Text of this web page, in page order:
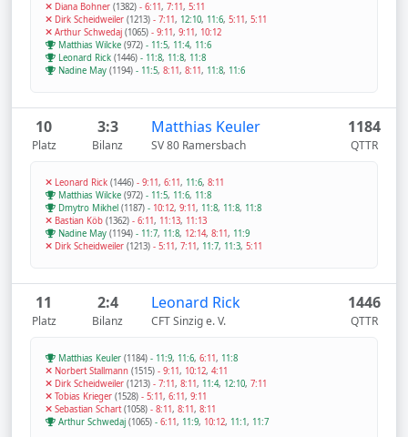
Diana Bohner (1382) - 6:11, 7:11, 5:11
Dirk Scheidweiler (1213) - 7:11, 12:10, 11:6, 5:11, 5:11
Arthur Schwedaj (1065) - 9:11, 9:11, 10:12
Matthias Wilcke (972) - 11:5, 11:4, 11:6
Leonard Rick (1446) - 11:8, 11:8, 11:8
Nadine May (1194) - 11:5, 8:11, 8:11, 11:8, 11:6
10
Platz
3:3
Bilanz
Matthias Keuler
SV 80 Ramersbach
1184
QTTR
Leonard Rick (1446) - 9:11, 6:11, 11:6, 8:11
Matthias Wilcke (972) - 11:5, 11:6, 11:8
Dmytro Mikhel (1187) - 10:12, 9:11, 11:8, 11:8, 11:8
Bastian Köb (1362) - 6:11, 11:13, 11:13
Nadine May (1194) - 11:7, 11:8, 12:14, 8:11, 11:9
Dirk Scheidweiler (1213) - 5:11, 7:11, 11:7, 11:3, 5:11
11
Platz
2:4
Bilanz
Leonard Rick
CFT Sinzig e. V.
1446
QTTR
Matthias Keuler (1184) - 11:9, 11:6, 6:11, 11:8
Norbert Stallmann (1515) - 9:11, 10:12, 4:11
Dirk Scheidweiler (1213) - 7:11, 8:11, 11:4, 12:10, 7:11
Tobias Krieger (1528) - 5:11, 6:11, 9:11
Sebastian Schart(1058) - 8:11, 8:11, 8:11
Arthur Schwedaj (1065) - 6:11, 11:9, 10:12, 11:1, 11:7